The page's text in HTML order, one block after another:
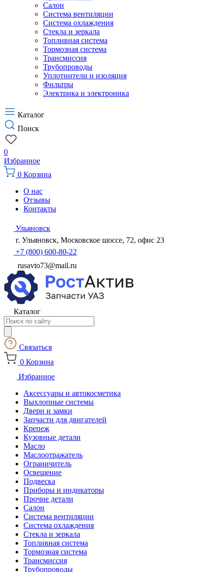
Салон
Система вентиляции
Система охлаждения
Стекла и зеркала
Топливная система
Тормозная система
Трансмиссия
Трубопроводы
Уплотнители и изоляция
Фильтры
Электрика и электроника
Каталог
Поиск
0
Избранное
0 Корзина
О нас
Отзывы
Контакты
Ульяновск
г. Ульяновск, Московское шоссе, 72, офис 23
+7 (800) 600-80-22
rusavto73@mail.ru
Каталог
Поиск
товаров
Связаться
0 Корзина
Избранное
Аксессуары и автокосметика
Выхлопные системы
Двери и замки
Запчасти для двигателей
Крепеж
Кузовные детали
Масло
Маслоотражатель
Ограничитель
Освещение
Подвеска
Приборы и индикаторы
Прочие детали
Салон
Система вентиляции
Система охлаждения
Стекла и зеркала
Топливная система
Тормозная система
Трансмиссия
Трубопроводы